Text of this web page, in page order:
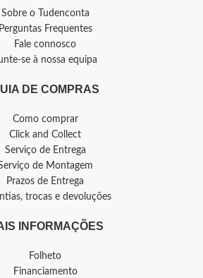
Sobre o Tudenconta
Perguntas Frequentes
Fale connosco
se à nossa equipa
DE COMPRAS
Como comprar
Click and Collect
Serviço de Entrega
de Montagem
Prazos de Entrega
trocas e devoluções
INFORMAÇÕES
Folheto
Financiamento